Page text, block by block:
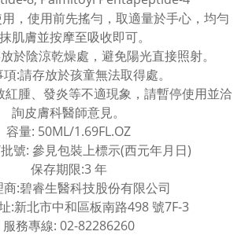
，使用前先搖勻，取適量於手心，均勻
肌膚並按摩至吸收即可。
於陰涼乾燥處，避免陽光直接照射。
:請存放於孩童無法取得處。
紅腫、發炎等不適現象，請暫停使用並洽
詢皮膚科醫師意見。
容量: 50ML/1.69FL.OZ
號: 參見包裝上標示(西元年月日)
保存期限:3 年
:碧睿生醫科技股份有限公司
:新北市中和區板南路498 號7F-3
服務專線: 02-82286260